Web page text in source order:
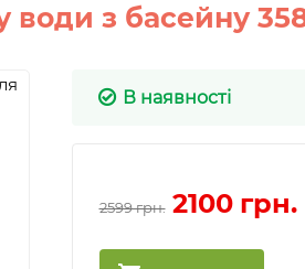
води з басейну
В наявності
2599 грн. 2100 грн.